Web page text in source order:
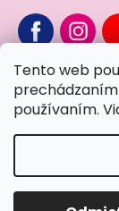
Tento web
používaním.
Chcete